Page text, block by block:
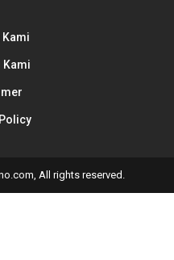
Kami
Kami
All rights reserved.